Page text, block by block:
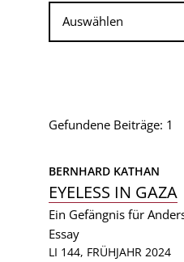
Gefundene Beiträge: 1
BERNHARD KATHAN
EYELESS IN GAZA
Ein Gefängnis für
Essay
LI 144, FRÜHJAHR 2024